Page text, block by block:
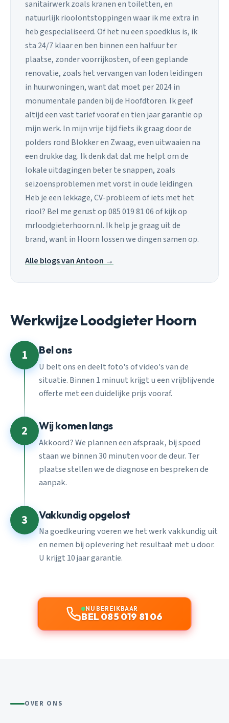
sanitairwerk zoals kranen en toiletten, en
natuurlijk rioolontstoppingen waar ik me extra in
heb gespecialiseerd. Of het nu een spoedklus is, ik
sta 24/7 klaar en ben binnen een halfuur ter
plaatse, zonder voorrijkosten, of een geplande
renovatie, zoals het vervangen van loden leidingen
in huurwoningen, want dat moet per 2024 in
monumentale panden bij de Hoofdtoren. Ik geef
altijd een vast tarief vooraf en tien jaar garantie op
mijn werk. In mijn vrije tijd fiets ik graag door de
polders rond Blokker en Zwaag, even uitwaaien na
een drukke dag. Ik denk dat dat me helpt om de
lokale uitdagingen beter te snappen, zoals
seizoensproblemen met vorst in oude leidingen.
Heb je een lekkage, CV-probleem of iets met het
riool? Bel me gerust op 085 019 81 06 of kijk op
mrloodgieterhoorn.nl. Ik help je graag uit de
brand, want in Hoorn lossen we dingen samen op.
Alle blogs van Antoon →
Werkwijze Loodgieter Hoorn
1 Bel ons
U belt ons en deelt foto's of video's van de
situatie. Binnen 1 minuut krijgt u een vrijblijvende
offerte met een duidelijke prijs vooraf.
2 Wij komen langs
Akkoord? We plannen een afspraak, bij spoed
staan we binnen 30 minuten voor de deur. Ter
plaatse stellen we de diagnose en bespreken de
aanpak.
3 Vakkundig opgelost
Na goedkeuring voeren we het werk vakkundig uit
en nemen bij oplevering het resultaat met u door.
U krijgt 10 jaar garantie.
NU BEREIKBAAR
BEL 085 019 81 06
OVER ONS